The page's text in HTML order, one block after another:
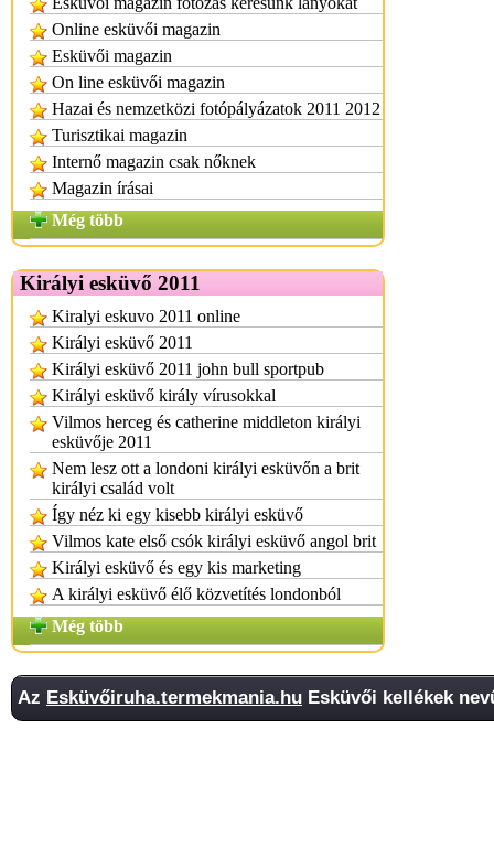
Online esküvői magazin
Esküvői magazin
On line esküvői magazin
Hazai és nemzetközi fotópályázatok 2011 2012
Turisztikai magazin
Internő magazin csak nőknek
Magazin írásai
Még több
Királyi esküvő 2011
Kiralyi eskuvo 2011 online
Királyi esküvő 2011
Királyi esküvő 2011 john bull sportpub
Királyi esküvő király vírusokkal
Vilmos herceg és catherine middleton királyi
esküvője 2011
Nem lesz ott a londoni királyi esküvőn a brit
királyi család volt
Így néz ki egy kisebb királyi esküvő
Vilmos kate első csók királyi esküvő angol brit
Királyi esküvő és egy kis marketing
A királyi esküvő élő közvetítés londonból
Még több
Az Esküvőiruha.termekmania.hu Esküvői kellékek